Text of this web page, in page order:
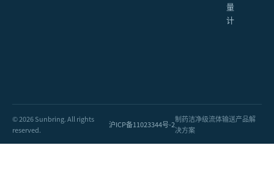
量
计
© 2026 Sunbring. All rights
reserved.
沪ICP备11023344号-2
制药洁净级流体输送产品解
决方案